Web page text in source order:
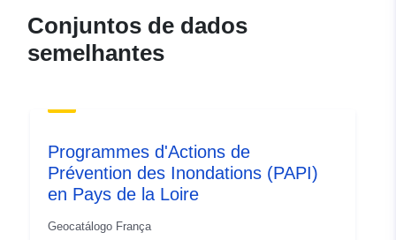
Conjuntos de dados
semelhantes
Programmes d'Actions de
Prévention des Inondations (PAPI)
en Pays de la Loire
Geocatálogo França